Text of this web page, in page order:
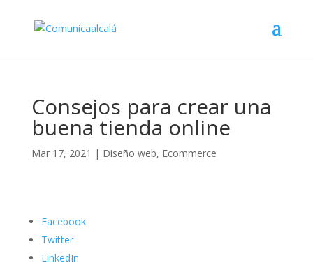
Consejos para crear una
buena tienda online
Mar 17, 2021 | Diseño web, Ecommerce
Facebook
Twitter
LinkedIn